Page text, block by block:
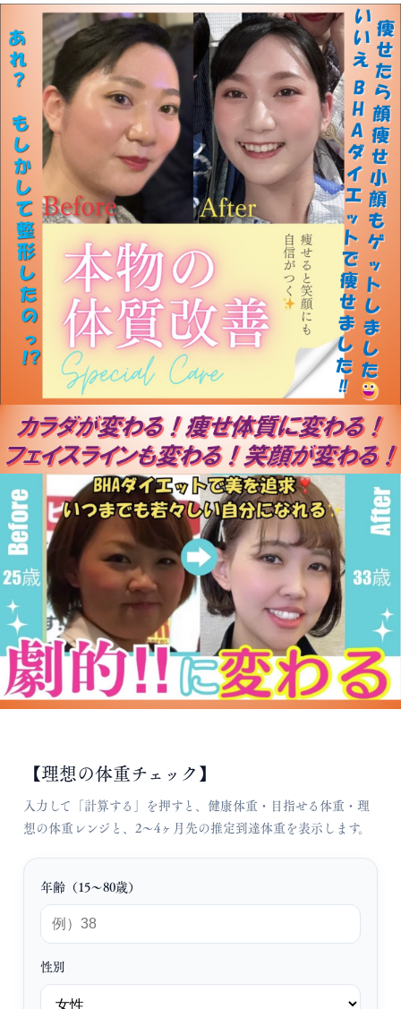
【理想の体重チェック】
入力して「計算する」を押すと、健康体重・目指せる体重・理
想の体重レンジと、2〜4ヶ月先の推定到達体重を表示します。
年齢（15〜80歳）
性別